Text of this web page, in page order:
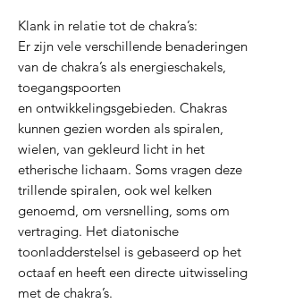
Klank in relatie tot de chakra’s:
Er zijn vele verschillende benaderingen
van de chakra’s als energieschakels,
toegangspoorten
en ontwikkelingsgebieden. Chakras
kunnen gezien worden als spiralen,
wielen, van gekleurd licht in het
etherische lichaam. Soms vragen deze
trillende spiralen, ook wel kelken
genoemd, om versnelling, soms om
vertraging. Het diatonische
toonladderstelsel is gebaseerd op het
octaaf en heeft een directe uitwisseling
met de chakra’s.